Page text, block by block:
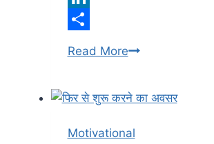
LinkedIn
Read MoreOptimist
Motivational